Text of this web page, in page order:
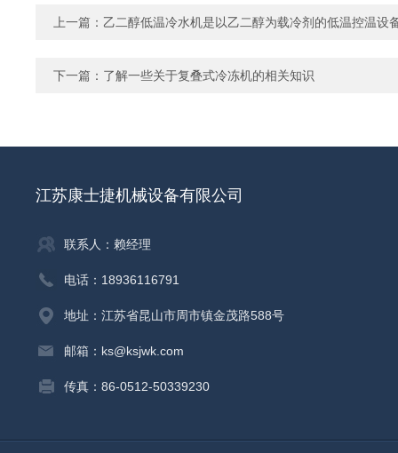
上一篇： 乙二醇低温冷水机是以乙二醇为载冷剂的低温控温设
下一篇： 了解一些关于复叠式冷冻机的相关知识
江苏康士捷机械设备有限公司
联系人：赖经理
电话：18936116791
地址：江苏省昆山市周市镇金茂路588号
邮箱：ks@ksjwk.com
传真：86-0512-50339230